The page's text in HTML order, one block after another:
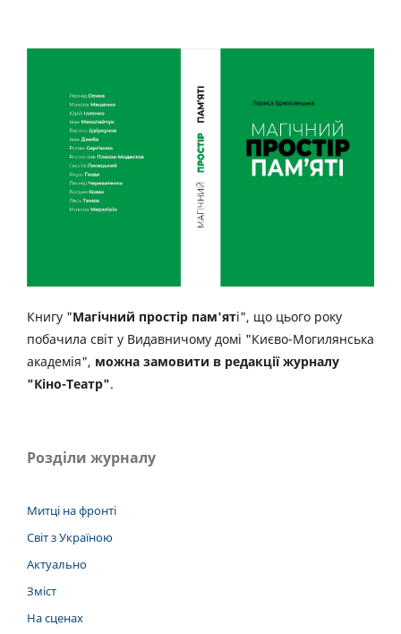
Книгу "Магічний простір пам'яті", що цього року
побачила світ у Видавничому домі "Києво-Могилянська
академія", можна замовити в редакції журналу
"Кіно-Театр".
Розділи журналу
Митці на фронті
Світ з Україною
Актуально
Зміст
На сценах